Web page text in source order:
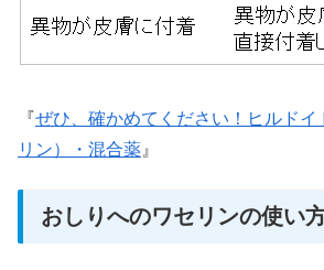
『ぜひ、確かめてください！ヒルドイ
リン）・混合薬 』
おしりへのワセリンの使い